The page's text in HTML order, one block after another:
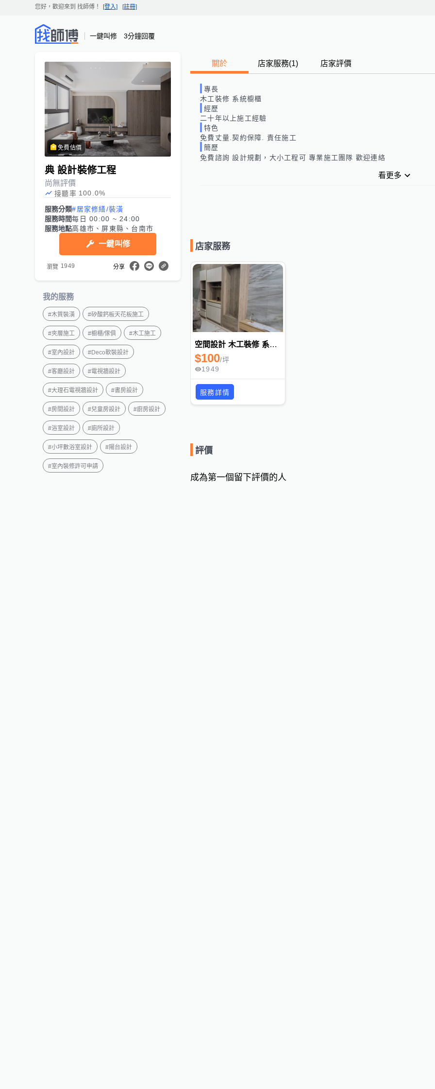
您好，歡迎來到 找師傅 ！ [登入] [註冊]
一鍵叫修 3分鐘回覆
免費估價
典 設計裝修工程
尚無評價
接聽率 100.0%
服務分類#居家修繕/裝潢
服務時間每日 00:00 ~ 24:00
服務地點高雄市、屏東縣、台南市
一鍵叫修
瀏覽 1949 分享
我的服務
#木質裝潢 #矽酸鈣板天花板施工
#夾層施工 #櫥櫃/傢俱 #木工施工
#室內設計 #Deco軟裝設計
#客廳設計 #電視牆設計
#大理石電視牆設計 #書房設計
#房間設計 #兒童房設計 #廚房設計
#浴室設計 #廁所設計
#小坪數浴室設計 #陽台設計
#室內裝修許可申請
關於 店家服務(1) 店家評價
專長
木工裝修 系統櫥櫃
經歷
二十年以上施工經驗
特色
免費丈量.契約保障. 責任施工
簡歷
免費諮詢 設計規劃，大小工程可 專業施工團隊 歡迎連絡
看更多
店家服務
空間設計 木工裝修 系統櫥櫃
$100/坪
1949
服務詳情
評價
成為第一個留下評價的人